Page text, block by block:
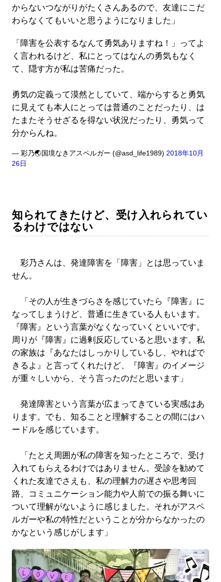
からないつながりがたくさんあるので、友達にこだ
わらなくてもいいと思うようになりました」
「障害を公表するなんて勇気ありますね！」ってよ
く言われるけど、私にとってはなんの勇気もなく
て、隠す方が私は苦痛だった。
勇気の定義って漠然としていて、端からすると勇気
に見えても本人にとっては普通のことだったり、は
たまたそうせざるを得ない状況だったり、勇気って
分からんね。
— 彩乃🌏国境なきアスペルガー (@asd_life1989) 2018年10月
26日
知られてきたけど、受け入れられてい
るわけではない
彩乃さんは、発達障害を「障害」とは思っていま
せん。
「その人が生きづらさを感じていたら『障害』に
なってしまうけど、普通に生きている人もいます。
『障害』という言葉がなくなっていくといいです。
周りが『障害』に過剰反応していると思います。私
の家族は『あなたはしっかりしているし、やればで
きるよ』と言ってくれたけど、『障害』のイメージ
が重々しいから、そう言ったのだと思います」
発達障害という言葉が広まってきている実感はあ
ります。でも、知ることと理解することの間にはハ
ードルを感じています。
「たとえ周囲が私の障害を知ったところで、受け
入れてもらえるわけではありません。受診を勧めて
くれた友達でさえも、私の理解力の遅さや思考回
路、コミュニケーション能力や人前での振る舞いに
ついて理解がないように感じました。それがアスペ
ルガーや私の特性だということが分からなかったの
かなという感じがします」